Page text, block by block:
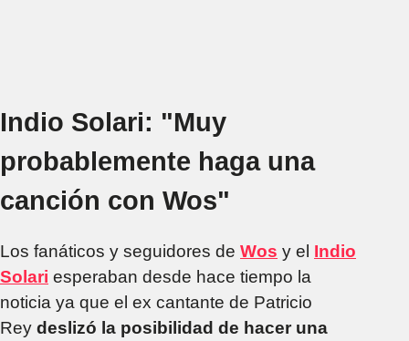
Indio Solari: "Muy
probablemente haga una
canción con Wos"
Los fanáticos y seguidores de Wos y el Indio
Solari esperaban desde hace tiempo la
noticia ya que el ex cantante de Patricio
Rey deslizó la posibilidad de hacer una